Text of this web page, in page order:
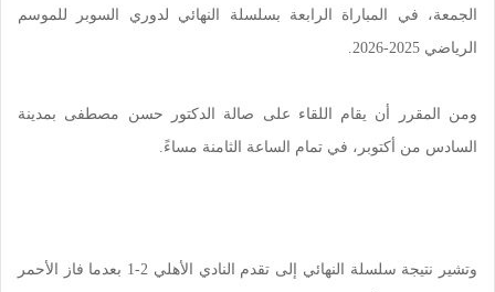
الجمعة، في المباراة الرابعة بسلسلة النهائي لدوري السوبر للموسم
الرياضي 2025-2026.
ومن المقرر أن يقام اللقاء على صالة الدكتور حسن مصطفى بمدينة
السادس من أكتوبر، في تمام الساعة الثامنة مساءً.
وتشير نتيجة سلسلة النهائي إلى تقدم النادي الأهلي 2-1 بعدما فاز الأحمر